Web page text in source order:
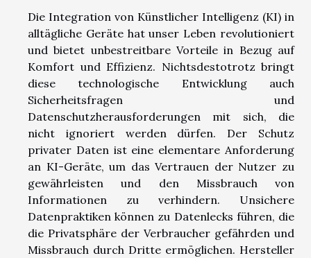
Die Integration von Künstlicher Intelligenz (KI) in
alltägliche Geräte hat unser Leben revolutioniert
und bietet unbestreitbare Vorteile in Bezug auf
Komfort und Effizienz. Nichtsdestotrotz bringt
diese technologische Entwicklung auch
Sicherheitsfragen und
Datenschutzherausforderungen mit sich, die
nicht ignoriert werden dürfen. Der Schutz
privater Daten ist eine elementare Anforderung
an KI-Geräte, um das Vertrauen der Nutzer zu
gewährleisten und den Missbrauch von
Informationen zu verhindern. Unsichere
Datenpraktiken können zu Datenlecks führen, die
die Privatsphäre der Verbraucher gefährden und
Missbrauch durch Dritte ermöglichen. Hersteller